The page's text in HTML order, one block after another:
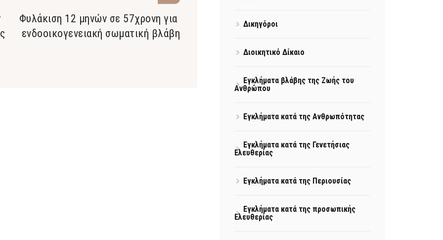
Φυλάκιση 12 μηνών σε 57χρονη για
ενδοοικογενειακή σωματική βλάβη
Δικηγόροι
Διοικητικό Δίκαιο
Εγκλήματα βλάβης της Ζωής του
Ανθρώπου
Εγκλήματα κατά της Ανθρωπότητας
Εγκλήματα κατά της Γενετήσιας
Ελευθερίας
Εγκλήματα κατά της Περιουσίας
Εγκλήματα κατά της προσωπικής
Ελευθερίας